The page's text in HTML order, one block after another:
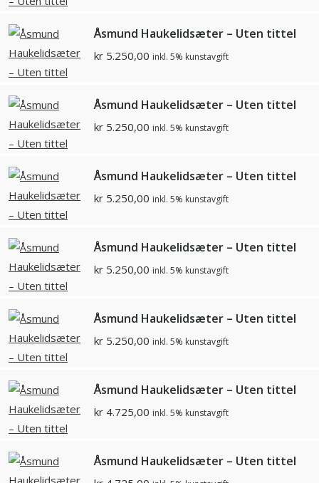
Åsmund Haukelidsæter – Uten tittel
kr 5.250,00 inkl. 5% kunstavgift
Åsmund Haukelidsæter – Uten tittel
kr 5.250,00 inkl. 5% kunstavgift
Åsmund Haukelidsæter – Uten tittel
kr 5.250,00 inkl. 5% kunstavgift
Åsmund Haukelidsæter – Uten tittel
kr 5.250,00 inkl. 5% kunstavgift
Åsmund Haukelidsæter – Uten tittel
kr 5.250,00 inkl. 5% kunstavgift
Åsmund Haukelidsæter – Uten tittel
kr 4.725,00 inkl. 5% kunstavgift
Åsmund Haukelidsæter – Uten tittel